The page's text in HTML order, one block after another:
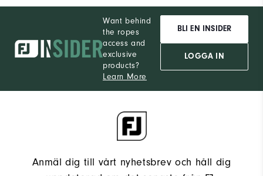
Want behind
the ropes
access and
exclusive
products?
Learn More
BLI EN INSIDER
LOGGA IN
Anmäl dig till vårt nyhetsbrev och håll dig